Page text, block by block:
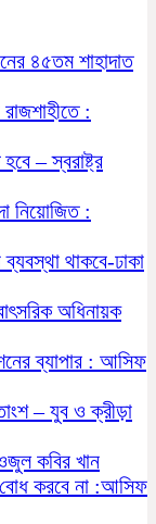
৪৫তম শাহাদাত
:
– স্বরাষ্ট্র
নিয়োজিত :
থাকবে-ঢাকা
অধিনায়ক
ব্যাপার : আসিফ
– যুব ও ক্রীড়া
কবির খান
বোধ করবে না :আসিফ